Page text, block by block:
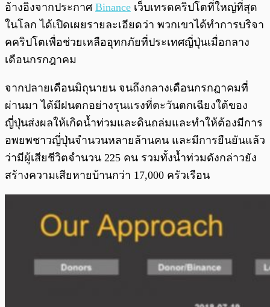
พร้อมเล่น 0:00/ 0:00
อ้างอิงจากประกาศ Binance เว็บเทรดคริปโตที่ใหญ่ที่สุด
ในโลก ได้เปิดเผยรายละเอียดว่า พวกเขาได้ทำการบริจา
คคริปโตเพื่อช่วยเหลืออุทกภัยที่ประเทศญี่ปุ่นเมื่อกลาง
เดือนกรกฎาคม
จากปลายเดือนมิถุนายน จนถึงกลางเดือนกรกฎาคมที่
ผ่านมา ได้มีฝนตกอย่างรุนแรงที่ตะวันตกเฉียงใต้ของ
ญี่ปุ่นส่งผลให้เกิดน้ำท่วมและดินถล่มและทำให้ต้องมีการ
อพยพชาวญี่ปุ่นจำนวนหลายล้านคน และมีการยืนยันแล้ว
ว่ามีผู้เสียชีวิตจำนวน 225 คน รวมทั้งน้ำท่วมดังกล่าวยัง
สร้างความเสียหายบ้านกว่า 17,000 ครัวเรือน